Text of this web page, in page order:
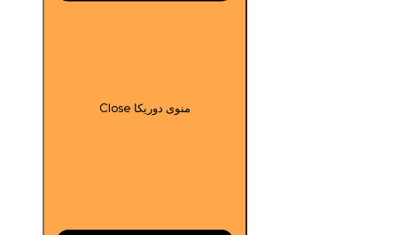
Close منوی دوریکا